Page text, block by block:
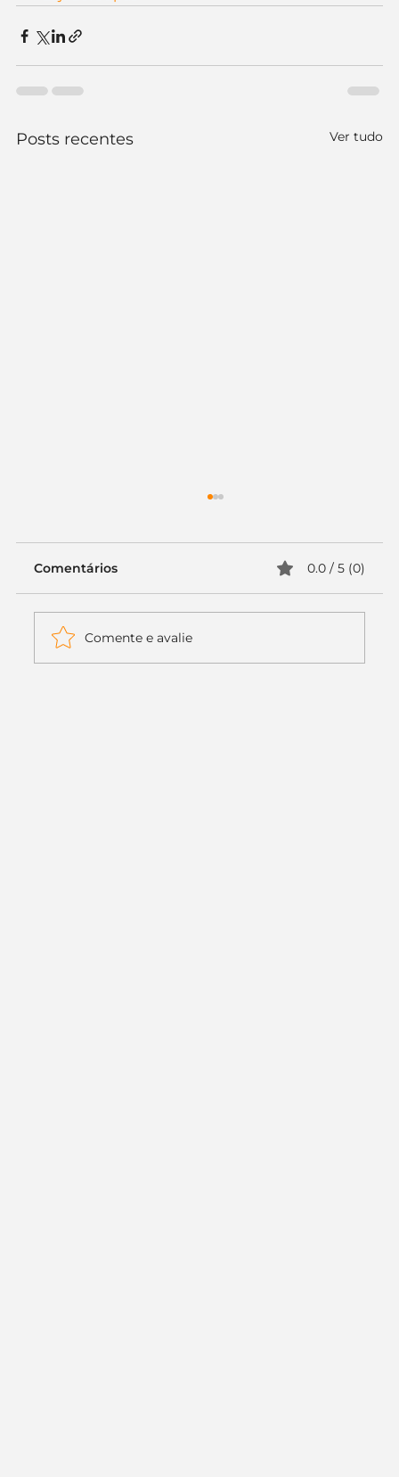
Posts recentes Ver tudo
Comentários 0.0 / 5 (0)
Comente e avalie